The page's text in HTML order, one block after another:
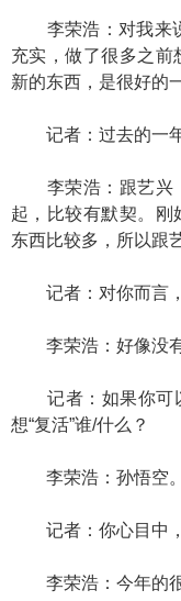
李荣浩：对我来说
充实，做了很多之前
新的东西，是很好的
记者：过去的一年
李荣浩：跟艺兴（
起，比较有默契。刚
东西比较多，所以跟
记者：对你而言，
李荣浩：好像没有
记者：如果你可以
想“复活”谁/什么？
李荣浩：孙悟空。
记者：你心目中，
李荣浩：今年的很